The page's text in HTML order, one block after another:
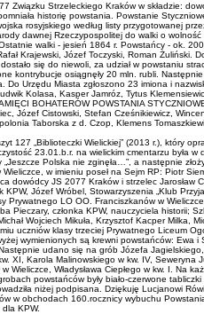
Związku Strzeleckiego Kraków w składzie:
historię powstania. Powstanie
rosyjskiego według listy przygotowanej
dawnej Rzeczypospolitej do walki o
walki - jesień 1864 r. Powstańcy - ok.
Krajewski, Józef Toczyski, Roman Żuliński.
się do niewoli, za udział w powstaniu
kontrybucje osiągnęły 20 mln. rubli.
Urzędu Miasta zgłoszono 23 imiona i
Ludwik Kolasa, Kasper Jamróz, Tytus
BOHATERÓW POWSTANIA
Józef Cistowski, Stefan Cześnikiewicz,
Taborska z d. Czop, Klemens
127 „Biblioteczki Wielickiej” (2013 r.), który
23.01.b.r. na wielickim cmentarzu była
„Jeszcze Polska nie zginęła…”, a następnie
w imieniu poseł na Sejm RP: Piotr
dowódcy JS 2077 Kraków i strzelec Jarosław
KPW, Józef Wróbel, Stowarzyszenia „Klub
Prywatnego LO OO. Franciszkanów w
Pieczary, członka KPW, nauczyciela historii;
Wojciech Mikuła, Krzysztof Kacper
uczniów klasy trzeciej Prywatnego Liceum
wymienionych są krewni powstańców:
udano się na grób Józefa
XI, Karola Malinowskiego w kw. IV,
Wieliczce, Władysława Ciepłego w kw. I. Na
powstańców były biało-czerwone
niżej podpisana. Dziękuję Lucjanowi
w obchodach 160.rocznicy wybuchu
dla KPW.